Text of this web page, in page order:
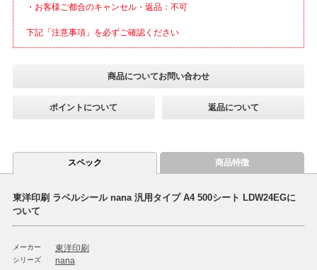
・お客様ご都合のキャンセル・返品：不可
下記「注意事項」を必ずご確認ください
商品についてお問い合わせ
ポイントについて 返品について
スペック 商品特徴
東洋印刷 ラベルシール nana 汎用タイプ A4 500シート LDW24EGに
ついて
メーカー 東洋印刷
シリーズ nana